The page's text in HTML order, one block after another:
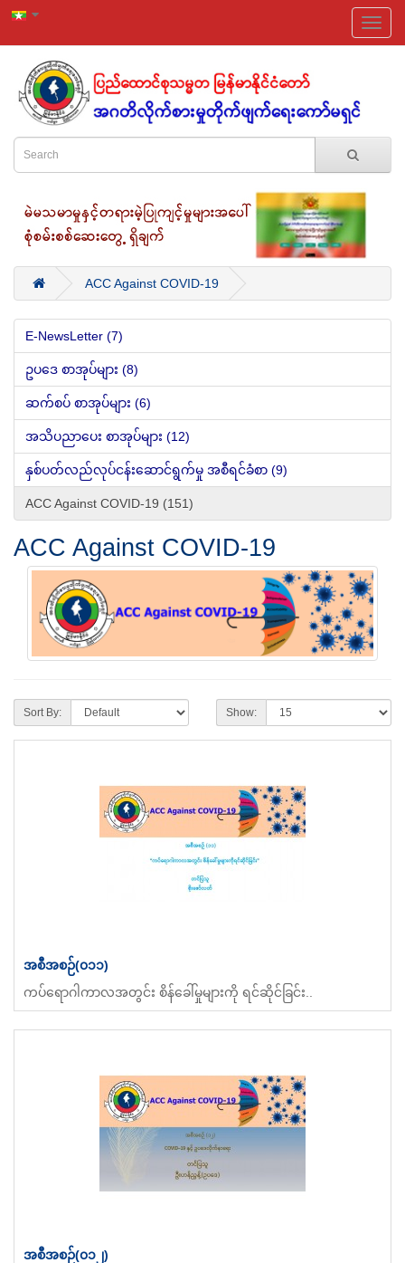
ACC Against COVID-19
E-NewsLetter (7)
ဥပ‌ဒေ စာအုပ်များ (8)
ဆက်စပ် စာအုပ်များ (6)
အသိပညာပေး စာအုပ်များ (12)
နှစ်ပတ်လည်လုပ်ငန်းဆောင်ရွက်မှု အစီရင်ခံစာ (9)
ACC Against COVID-19 (151)
ACC Against COVID-19
Sort By: Show:
အစီအစဉ်(၀၁၁)
ကပ်ရောဂါကာလအတွင်း စိန်ခေါ်မှုများကို ရင်ဆိုင်ခြင်း..
အစီအစဉ်(၀၁၂)